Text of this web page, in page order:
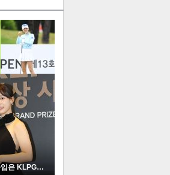
포토
드레스로 갈아입은 KLPGA …